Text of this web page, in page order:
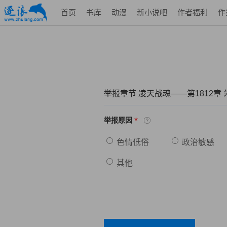
首页 书库 动漫 新小说吧 作者福利 作
举报章节 凌天战魂——第1812章
举报原因 *
色情低俗 政治敏感
其他